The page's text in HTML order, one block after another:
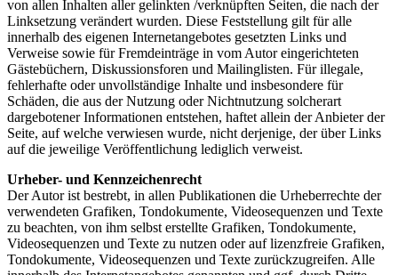
von allen Inhalten aller gelinkten /verknüpften Seiten, die nach der
Linksetzung verändert wurden. Diese Feststellung gilt für alle
innerhalb des eigenen Internetangebotes gesetzten Links und
Verweise sowie für Fremdeinträge in vom Autor eingerichteten
Gästebüchern, Diskussionsforen und Mailinglisten. Für illegale,
fehlerhafte oder unvollständige Inhalte und insbesondere für
Schäden, die aus der Nutzung oder Nichtnutzung solcherart
dargebotener Informationen entstehen, haftet allein der Anbieter der
Seite, auf welche verwiesen wurde, nicht derjenige, der über Links
auf die jeweilige Veröffentlichung lediglich verweist.
Urheber- und Kennzeichenrecht
Der Autor ist bestrebt, in allen Publikationen die Urheberrechte der
verwendeten Grafiken, Tondokumente, Videosequenzen und Texte
zu beachten, von ihm selbst erstellte Grafiken, Tondokumente,
Videosequenzen und Texte zu nutzen oder auf lizenzfreie Grafiken,
Tondokumente, Videosequenzen und Texte zurückzugreifen. Alle